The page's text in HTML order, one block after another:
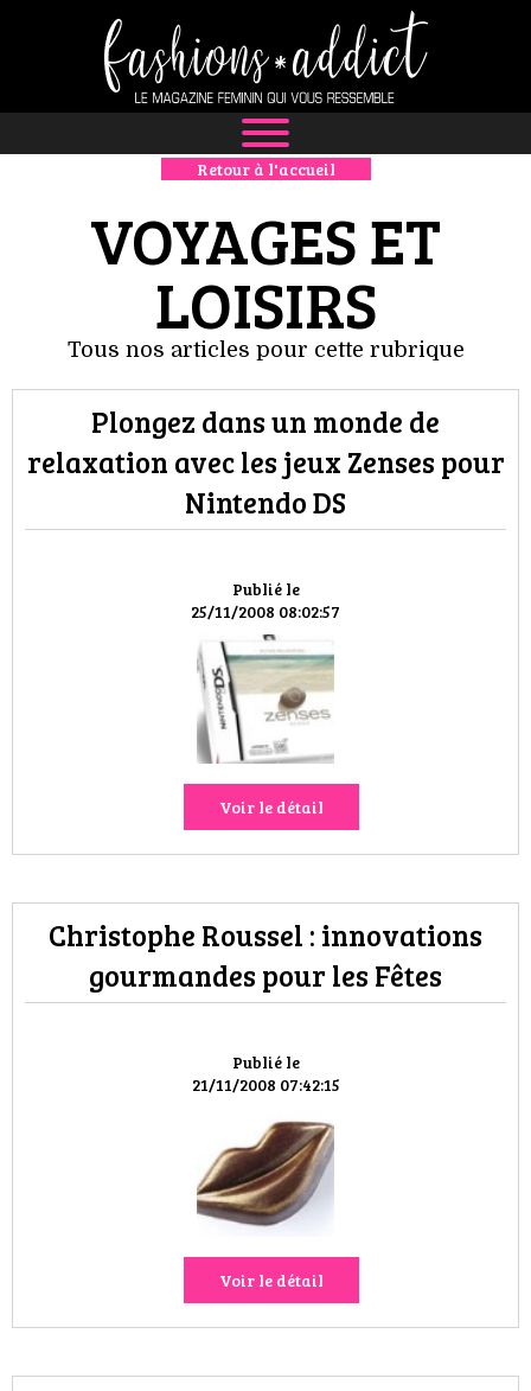
NEWS
MODE
LUXE
DÉFILÉS
BOUTIQUE
CULTURE
HIGH TECH
MAISON
AUTO
LIEUX TENDANCES
BEAUTÉ
MODE DE RUE
JEUNES CRÉATEURS
HISTOIRE DES MARQUES
DÉCO
VOYAGES & LOISIRS
Retour à l'accueil
VOYAGES ET
LOISIRS
Tous nos articles pour cette rubrique
Publié le
25/11/2008 08:02:57
Plongez dans un monde de
relaxation avec les jeux Zenses pour
Nintendo DS
Voir le détail
Publié le
21/11/2008 07:42:15
Christophe Roussel : innovations
gourmandes pour les Fêtes
Voir le détail